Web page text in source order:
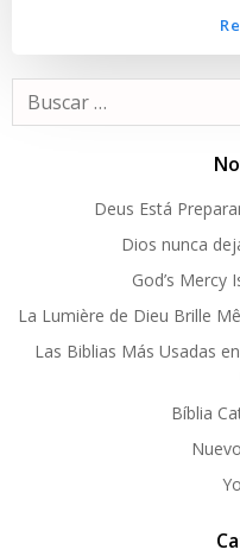
Buscar:
Deus Está
Dios nunca
God’s Mercy
La Lumière de Dieu Brille
Las Biblias Más Usadas
Bíblia